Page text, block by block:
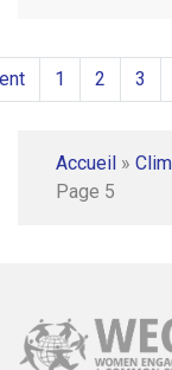
1 2 3
Accueil »
Page 5